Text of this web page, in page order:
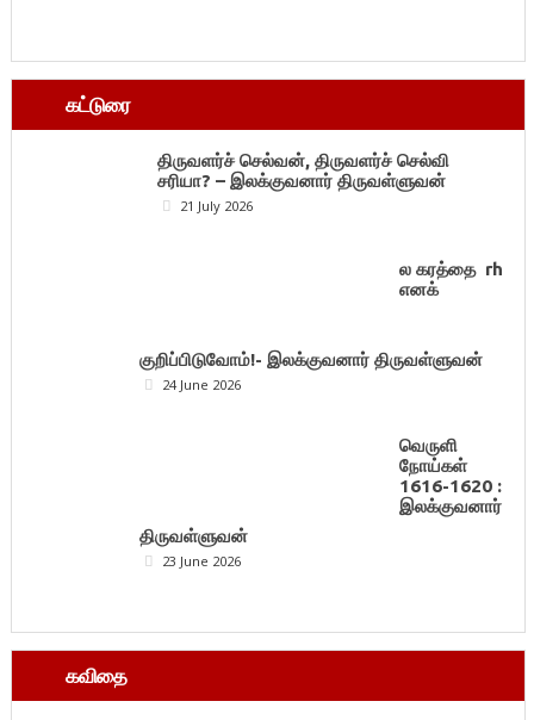
கட்டுரை
திருவளர்ச் செல்வன், திருவளர்ச் செல்வி
சரியா? – இலக்குவனார் திருவள்ளுவன்
21 July 2026
ல கரத்தை rh
எனக்
குறிப்பிடுவோம்!- இலக்குவனார் திருவள்ளுவன்
24 June 2026
வெருளி
நோய்கள்
1616-1620 :
இலக்குவனார்
திருவள்ளுவன்
23 June 2026
கவிதை